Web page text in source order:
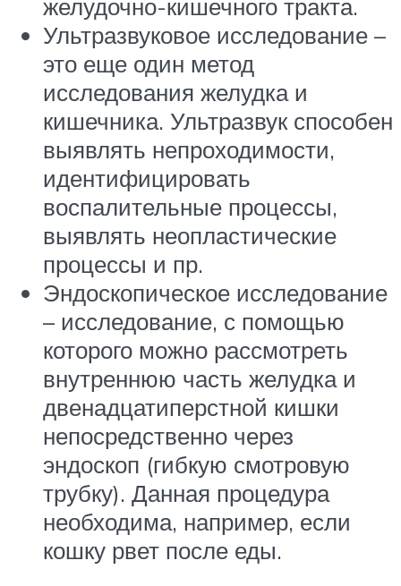
желудочно-кишечного тракта.
Ультразвуковое исследование –
это еще один метод
исследования желудка и
кишечника. Ультразвук способен
выявлять непроходимости,
идентифицировать
воспалительные процессы,
выявлять неопластические
процессы и пр.
Эндоскопическое исследование
– исследование, с помощью
которого можно рассмотреть
внутреннюю часть желудка и
двенадцатиперстной кишки
непосредственно через
эндоскоп (гибкую смотровую
трубку). Данная процедура
необходима, например, если
кошку рвет после еды.